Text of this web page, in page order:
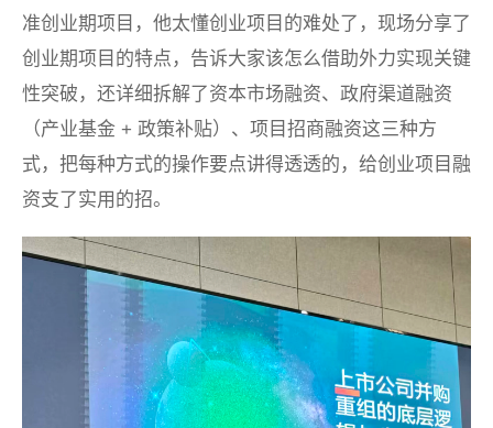
准创业期项目，他太懂创业项目的难处了，现场分享了
创业期项目的特点，告诉大家该怎么借助外力实现关键
性突破，还详细拆解了资本市场融资、政府渠道融资
（产业基金 + 政策补贴）、项目招商融资这三种方
式，把每种方式的操作要点讲得透透的，给创业项目融
资支了实用的招。